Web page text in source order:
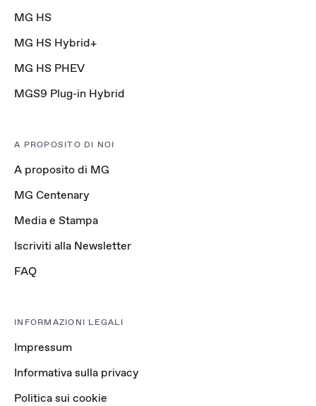
MG HS
MG HS Hybrid+
MG HS PHEV
MGS9 Plug-in Hybrid
A PROPOSITO DI NOI
A proposito di MG
MG Centenary
Media e Stampa
Iscriviti alla Newsletter
FAQ
INFORMAZIONI LEGALI
Impressum
Informativa sulla privacy
Politica sui cookie